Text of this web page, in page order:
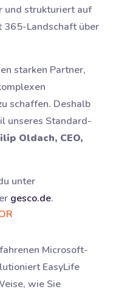
und strukturiert auf
Landschaft über
starken Partner,
schaffen. Deshalb
unseres Standard-
Oldach, CEO,
unter
gesco.de.
Microsoft-
EasyLife
wie Sie